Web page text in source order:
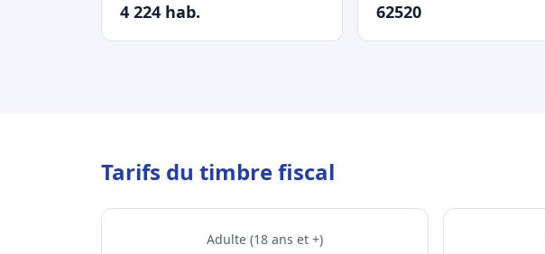
4 224 hab. 62520
Tarifs du timbre fiscal
Adulte (18 ans et +)